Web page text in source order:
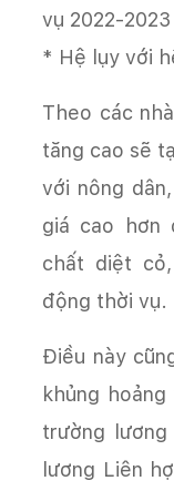
vụ 2022-
* Hệ lụy với
Theo các
tăng cao sẽ
với nông
giá cao hơn
chất diệt
động thời vụ.
Điều này
khủng
trường
lương Liên